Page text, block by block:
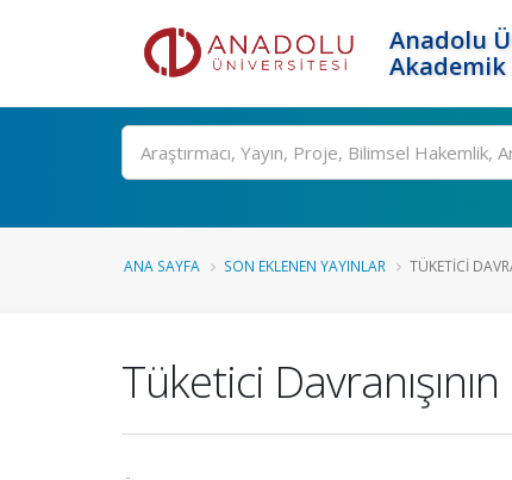
Anadolu
Akademik
Ara
ANA SAYFA SON EKLENEN YAYINLAR TÜKETICI
Tüketici